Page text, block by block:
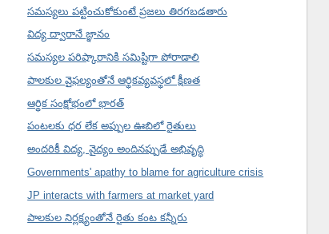
సమస్యలు పట్టించుకోకుంటే ప్రజలు తిరగబడతారు
విద్య ద్వారానే జ్ఞానం
సమస్యల పరిష్కారానికి సమిష్టిగా పోరాడాలి
పాలకుల వైఫల్యంతోనే ఆర్థికవ్యవస్థలో క్షీణత
ఆర్థిక సంక్షోభంలో భారత్
పంటలకు ధర లేక అప్పుల ఊబిలో రైతులు
అందరికీ విద్య, వైద్యం అందినప్పుడే అభివృద్ధి
Governments' apathy to blame for agriculture crisis
JP interacts with farmers at market yard
పాలకుల నిర్లక్ష్యంతోనే రైతు కంట కన్నీరు